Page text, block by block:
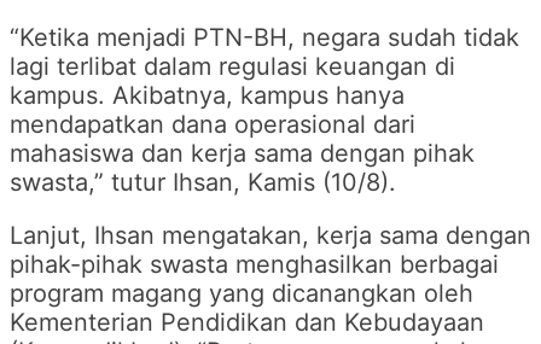
“Ketika menjadi PTN-BH, negara sudah tidak
lagi terlibat dalam regulasi keuangan di
kampus. Akibatnya, kampus hanya
mendapatkan dana operasional dari
mahasiswa dan kerja sama dengan pihak
swasta,” tutur Ihsan, Kamis (10/8).
Lanjut, Ihsan mengatakan, kerja sama dengan
pihak-pihak swasta menghasilkan berbagai
program magang yang dicanangkan oleh
Kementerian Pendidikan dan Kebudayaan